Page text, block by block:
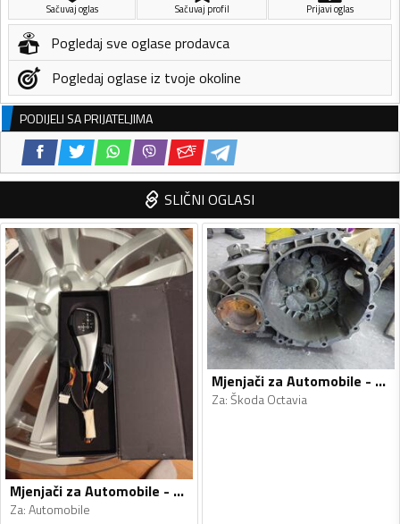
Sačuvaj oglas Sačuvaj profil Prijavi oglas
Pogledaj sve oglase prodavca
Pogledaj oglase iz tvoje okoline
PODIJELI SA PRIJATELJIMA
SLIČNI OGLASI
Mjenjači za Automobile - Automobile - Univerzalno
Za:Automobile
Mjenjači za Automobile - Škoda - Octavia - 2009
Za:Škoda Octavia